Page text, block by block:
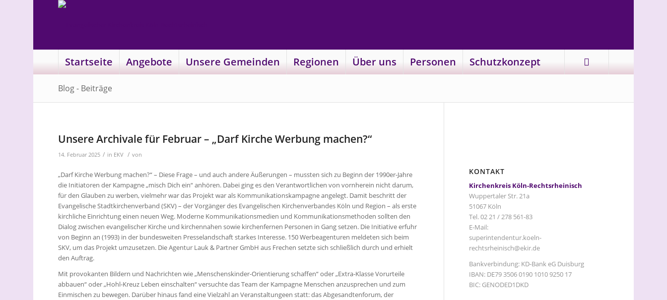
Startseite Angebote Unsere Gemeinden Regionen Über uns Personen Schutzkonzept
Blog - Beiträge
Unsere Archivale für Februar – „Darf Kirche Werbung machen?“
14. Februar 2025 / in EKV / von
„Darf Kirche Werbung machen?“ – Diese Frage – und auch andere Äußerungen – mussten sich zu Beginn der 1990er-Jahre
die Initiatoren der Kampagne „misch Dich ein“ anhören. Dabei ging es den Verantwortlichen von vornherein nicht darum,
für den Glauben zu werben, vielmehr war das Projekt war als Kommunikationskampagne angelegt. Damit beschritt der
Evangelische Stadtkirchenverband (SKV) – der Vorgänger des Evangelischen Kirchenverbandes Köln und Region – als erste
kirchliche Einrichtung einen neuen Weg. Moderne Kommunikationsmedien und Kommunikationsmethoden sollten den
Dialog zwischen evangelischer Kirche und kirchennahen sowie kirchenfernen Personen in Gang setzen. Die Initiative erfuhr
von Beginn an (1993) in der bundesweiten Presselandschaft starkes Interesse. 150 Werbeagenturen meldeten sich beim
SKV, um das Projekt umzusetzen. Die Agentur Lauk & Partner GmbH aus Frechen setzte sich schließlich durch und erhielt
den Auftrag.
Mit provokanten Bildern und Nachrichten wie „Menschenskinder-Orientierung schaffen“ oder „Extra-Klasse Vorurteile
abbauen“ oder „Hohl-Kreuz Leben einschalten“ versuchte das Team der Kampagne Menschen anzusprechen und zum
Einmischen zu bewegen. Darüber hinaus fand eine Vielzahl an Veranstaltungeen statt: das Abgesandtenforum, der
KONTAKT
Kirchenkreis Köln-Rechtsrheinisch
Wuppertaler Str. 21a
51067 Köln
Tel. 02 21 / 278 561-83
E-Mail:
superintendentur.koeln-
rechtsrheinisch@ekir.de
Bankverbindung: KD-Bank eG Duisburg
IBAN: DE79 3506 0190 1010 9250 17
BIC: GENODED1DKD